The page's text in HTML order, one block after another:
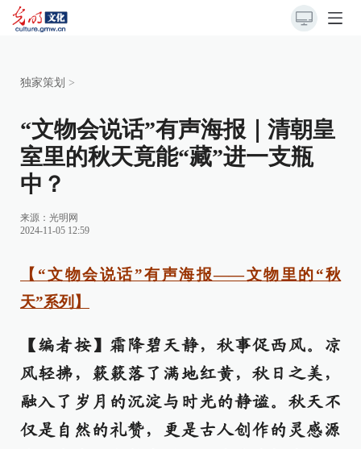
独家策划 >
“文物会说话”有声海报｜清朝皇
室里的秋天竟能“藏”进一支瓶
中？
来源： 光明网
2024-11-05 12:59
【“文物会说话”有声海报——文物里的“秋
天”系列】
【编者按】霜降碧天静，秋事促西风。凉
风轻拂，簌簌落了满地红黄，秋日之美，
融入了岁月的沉淀与时光的静谧。秋天不
仅是自然的礼赞，更是古人创作的灵感源